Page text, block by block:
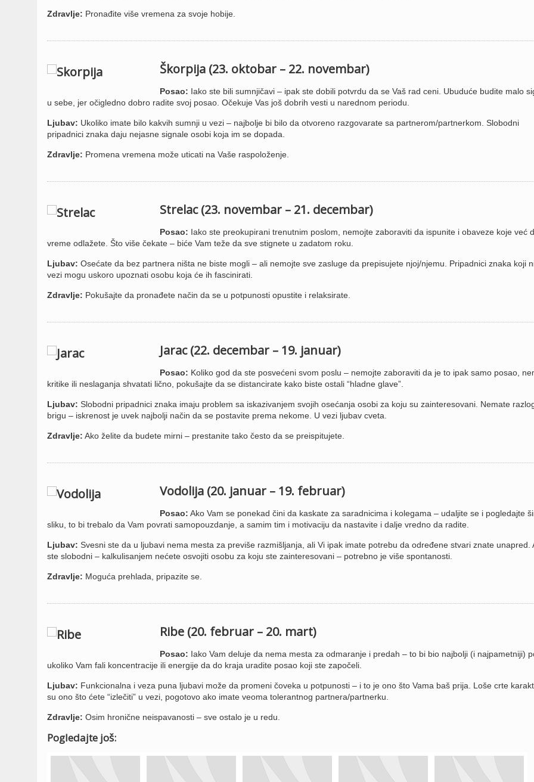
Zdravlje: Pronađite više vremena za svoje hobije.
Škorpija (23. oktobar – 22. novembar)
Posao: Iako ste bili sumnjičavi – ipak ste dobili potvrdu da se Vaš rad ceni. Ubuduće budite malo
u sebe, jer očigledno dobro radite svoj posao. Očekuje Vas još dobrih vesti u narednom periodu.
Ljubav: Ukoliko imate bilo kakvih sumnji u vezi – najbolje bi bilo da otvoreno razgovarate sa partnerom/partnerkom. Slobodni
pripadnici znaka daju nejasne signale osobi koja im se dopada.
Zdravlje: Promena vremena može uticati na Vaše raspoloženje.
Strelac (23. novembar – 21. decembar)
Posao: Iako ste preokupirani trenutnim poslom, nemojte zaboraviti da ispunite i obaveze koje već
vreme odlažete. Što više čekate – biće Vam teže da sve stignete u zadatom roku.
Ljubav: Osećate da bez partnera ništa ne biste mogli – ali nemojte sve zasluge da prepisujete njoj/njemu. Pripadnici znaka koji
vezi mogu uskoro upoznati osobu koja će ih fascinirati.
Zdravlje: Pokušajte da pronađete način da se u potpunosti opustite i relaksirate.
Jarac (22. decembar – 19. januar)
Posao: Koliko god da ste posvećeni svom poslu – nemojte zaboraviti da je to ipak samo posao,
kritike ili neslaganja shvatati lično, pokušajte da se distancirate kako biste ostali “hladne glave”.
Ljubav: Slobodni pripadnici znaka imaju problem sa iskazivanjem svojih osećanja osobi za koju su zainteresovani. Nemate
brigu – iskrenost je uvek najbolji način da se postavite prema nekome. U vezi ljubav cveta.
Zdravlje: Ako želite da budete mirni – prestanite tako često da se preispitujete.
Vodolija (20. januar – 19. februar)
Posao: Ako Vam se ponekad čini da kaskate za saradnicima i kolegama – udaljite se i pogledajte
sliku, to bi trebalo da Vam povrati samopouzdanje, a samim tim i motivaciju da nastavite i dalje vredno da radite.
Ljubav: Svesni ste da u ljubavi nema mesta za previše razmišljanja, ali Vi ipak imate potrebu da određene stvari znate unapred.
ste slobodni – kalkulisanjem nećete osvojiti osobu za koju ste zainteresovani – potrebno je više spontanosti.
Zdravlje: Moguća prehlada, pripazite se.
Ribe (20. februar – 20. mart)
Posao: Iako Vam deluje da nema mesta za odmaranje i predah – to bi bio najbolji (i najpametniji)
ukoliko Vam fali koncentracije ili energije da do kraja uradite posao koji ste započeli.
Ljubav: Funkcionalna i veza puna ljubavi može da promeni čoveka u potpunosti – i to je ono što Vama baš prija. Loše crte
su ono što ćete “izlečiti” u vezi, pogotovo ako imate veoma tolerantnog partnera/partnerku.
Zdravlje: Osim hronične neispavanosti – sve ostalo je u redu.
Pogledajte još: